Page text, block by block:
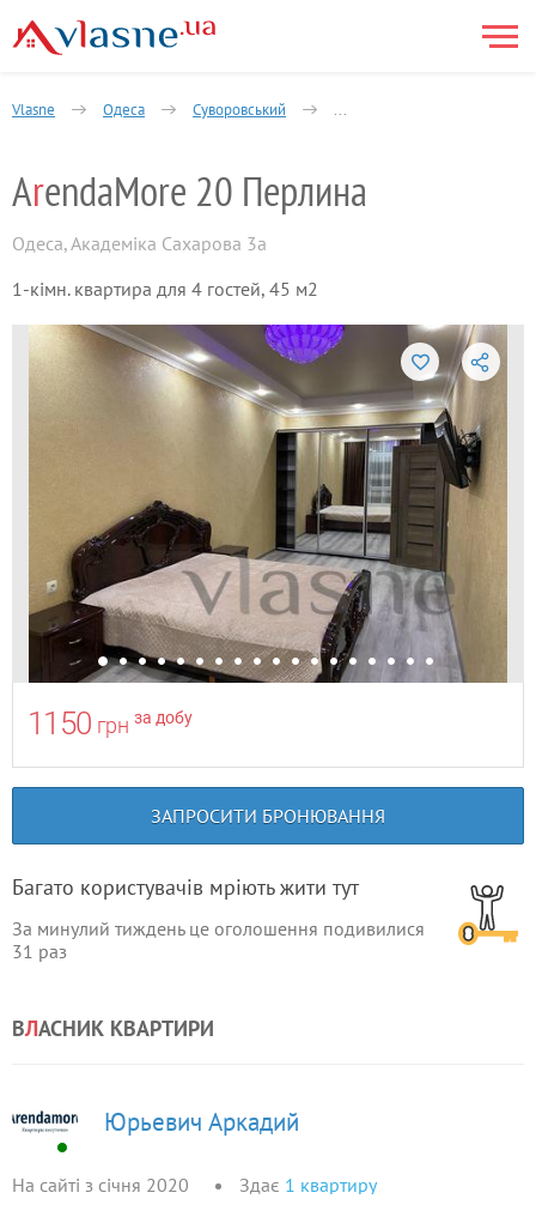
Vlasne Одеса Суворовський Житловий масив ім
ArendaMore 20 Перлина
Одеса,Академіка Сахарова 3а
1-кімн. квартира для 4 гостей, 45 м2
1150 грн за добу
ЗАПРОСИТИ БРОНЮВАННЯ
Багато користувачів мріють жити тут
За минулий тиждень це оголошення подивилися
31 раз
ВЛАСНИК КВАРТИРИ
Юрьевич Аркадий
На сайті з січня 2020 Здає 1 квартиру